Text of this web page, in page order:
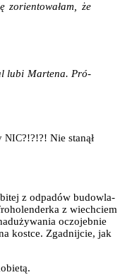
zorien­to­wa­łam, że
lubi Mar­te­na. Pró­
NIC?!?!?! Nie sta­nął
z odpa­dów budow­la­
z wiech­ciem
oczo­jeb­nie
kost­ce. Zgad­nij­cie, jak